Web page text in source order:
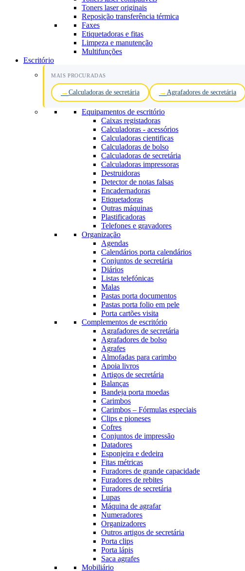
Toners laser originais
Reposição transferência térmica
Faxes
Etiquetadoras e fitas
Limpeza e manutenção
Multifunções
Escritório
MAIS PROCURADAS
Calculadoras de secretária Agrafadores de secretária
Equipamentos de escritório
Caixas registadoras
Calculadoras - acessórios
Calculadoras cientificas
Calculadoras de bolso
Calculadoras de secretária
Calculadoras impressoras
Destruidoras
Detector de notas falsas
Encadernadoras
Etiquetadoras
Outras máquinas
Plastificadoras
Telefones e gravadores
Organização
Agendas
Calendários porta calendários
Conjuntos de secretária
Diários
Listas telefónicas
Malas
Pastas porta documentos
Pastas porta folio em pele
Porta cartões visita
Complementos de escritório
Agrafadores de secretária
Agrafadores de bolso
Agrafes
Almofadas para carimbo
Apoia livros
Artigos de secretária
Balanças
Bandeja porta moedas
Carimbos
Carimbos – Fórmulas especiais
Clips e pioneses
Cofres
Conjuntos de impressão
Datadores
Esponjeira e dedeira
Fitas métricas
Furadores de grande capacidade
Furadores de rebites
Furadores de secretária
Lupas
Máquina de agrafar
Numeradores
Organizadores
Outros artigos de secretária
Porta clips
Porta lápis
Saca agrafes
Mobiliário